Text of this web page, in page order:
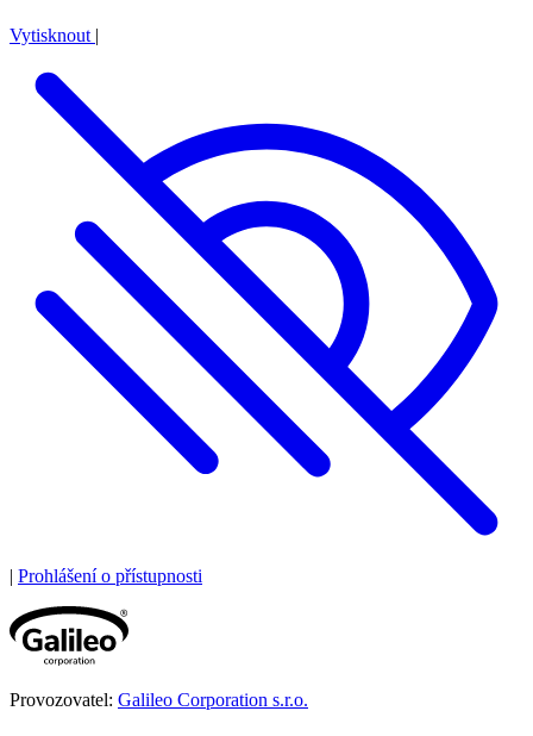
Vytisknout |
| Prohlášení o přístupnosti
Provozovatel: Galileo Corporation s.r.o.